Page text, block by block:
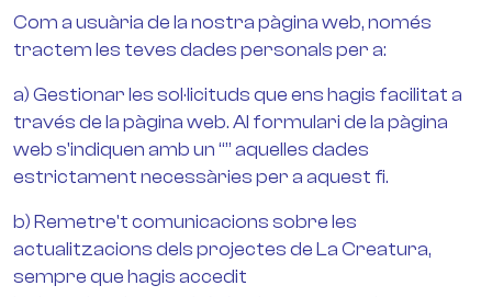
Com a usuària de la nostra pàgina web, només
tractem les teves dades personals per a:
a) Gestionar les sol·licituds que ens hagis facilitat a
través de la pàgina web. Al formulari de la pàgina
web s'indiquen amb un “” aquelles dades
estrictament necessàries per a aquest fi.
b) Remetre't comunicacions sobre les
actualitzacions dels projectes de La Creatura,
sempre que hagis accedit